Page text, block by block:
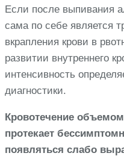
Если после выпивания
сама по себе является
вкрапления крови в
развитии внутреннего
интенсивность
диагностики.
Кровотечение
протекает
появляться слабо